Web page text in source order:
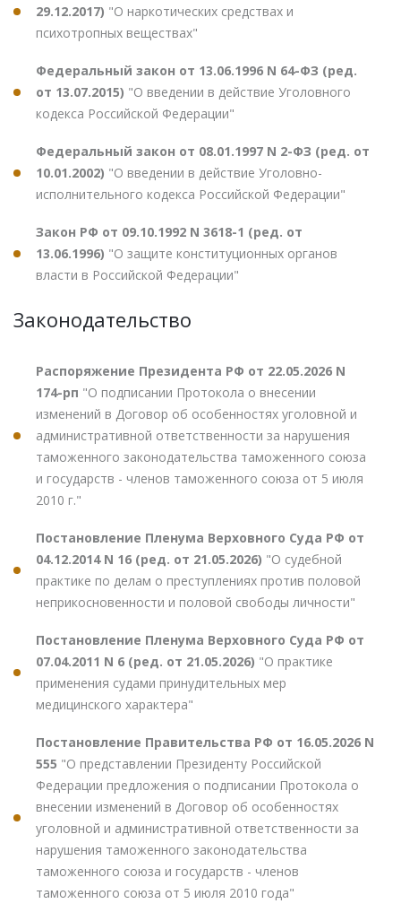
29.12.2017) "О наркотических средствах и
психотропных веществах"
Федеральный закон от 13.06.1996 N 64-ФЗ (ред.
от 13.07.2015) "О введении в действие Уголовного
кодекса Российской Федерации"
Федеральный закон от 08.01.1997 N 2-ФЗ (ред. от
10.01.2002) "О введении в действие Уголовно-
исполнительного кодекса Российской Федерации"
Закон РФ от 09.10.1992 N 3618-1 (ред. от
13.06.1996) "О защите конституционных органов
власти в Российской Федерации"
Законодательство
Распоряжение Президента РФ от 22.05.2026 N
174-рп "О подписании Протокола о внесении
изменений в Договор об особенностях уголовной и
административной ответственности за нарушения
таможенного законодательства таможенного союза
и государств - членов таможенного союза от 5 июля
2010 г."
Постановление Пленума Верховного Суда РФ от
04.12.2014 N 16 (ред. от 21.05.2026) "О судебной
практике по делам о преступлениях против половой
неприкосновенности и половой свободы личности"
Постановление Пленума Верховного Суда РФ от
07.04.2011 N 6 (ред. от 21.05.2026) "О практике
применения судами принудительных мер
медицинского характера"
Постановление Правительства РФ от 16.05.2026 N
555 "О представлении Президенту Российской
Федерации предложения о подписании Протокола о
внесении изменений в Договор об особенностях
уголовной и административной ответственности за
нарушения таможенного законодательства
таможенного союза и государств - членов
таможенного союза от 5 июля 2010 года"